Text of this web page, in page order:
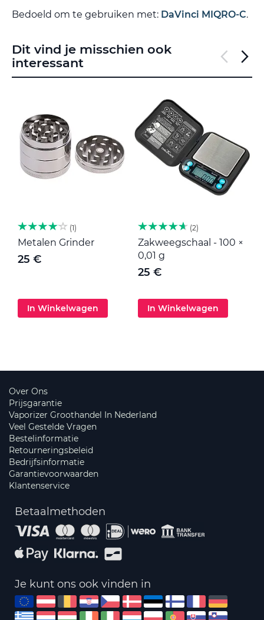
Bedoeld om te gebruiken met: DaVinci MIQRO-C.
Dit vind je misschien ook
interessant
1
Metalen Grinder
25 €
In Winkelwagen
2
Zakweegschaal - 100 ×
0,01 g
25 €
In Winkelwagen
Over Ons
Prijsgarantie
Vaporizer Groothandel In Nederland
Veel Gestelde Vragen
Bestelinformatie
Retourneringsbeleid
Bedrijfsinformatie
Garantievoorwaarden
Klantenservice
Betaalmethoden
Je kunt ons ook vinden in